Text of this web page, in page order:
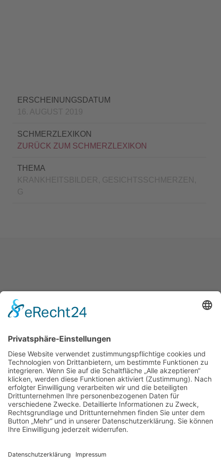
ERSCHEINUNGSDATUM
16. AUGUST 2019
SCHMERZLEXIKON
ZURÜCK ZUM SCHMERZLEXIKON
THEMA
KRANKHEITSBILDER, GESICHTSSCHMERZEN,
G
Praktische Ärzte
in Hannover